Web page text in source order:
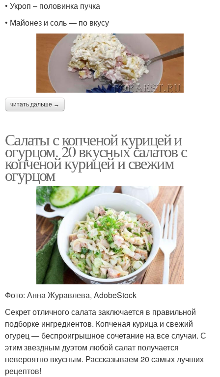
Продукты для салата Салат из капусты
Капустный салат
Витаминный салат Советский салат
Салат из сердца
Салат из свиного
сердца
Салат со свиным
сердцем
Салат с сердцем
Корейский салат
Салат из языка Салаты из сердца
• Укроп – половинка пучка
• Майонез и соль — по вкусу
читать дальше →
Салаты с копченой курицей и
огурцом. 20 вкусных салатов с
копченой курицей и свежим
огурцом
Фото: Анна Журавлева, AdobeStock
Секрет отличного салата заключается в правильной
подборке ингредиентов. Копченая курица и свежий
огурец — беспроигрышное сочетание на все случаи. С
этим звездным дуэтом любой салат получается
невероятно вкусным. Рассказываем 20 самых лучших
рецептов!